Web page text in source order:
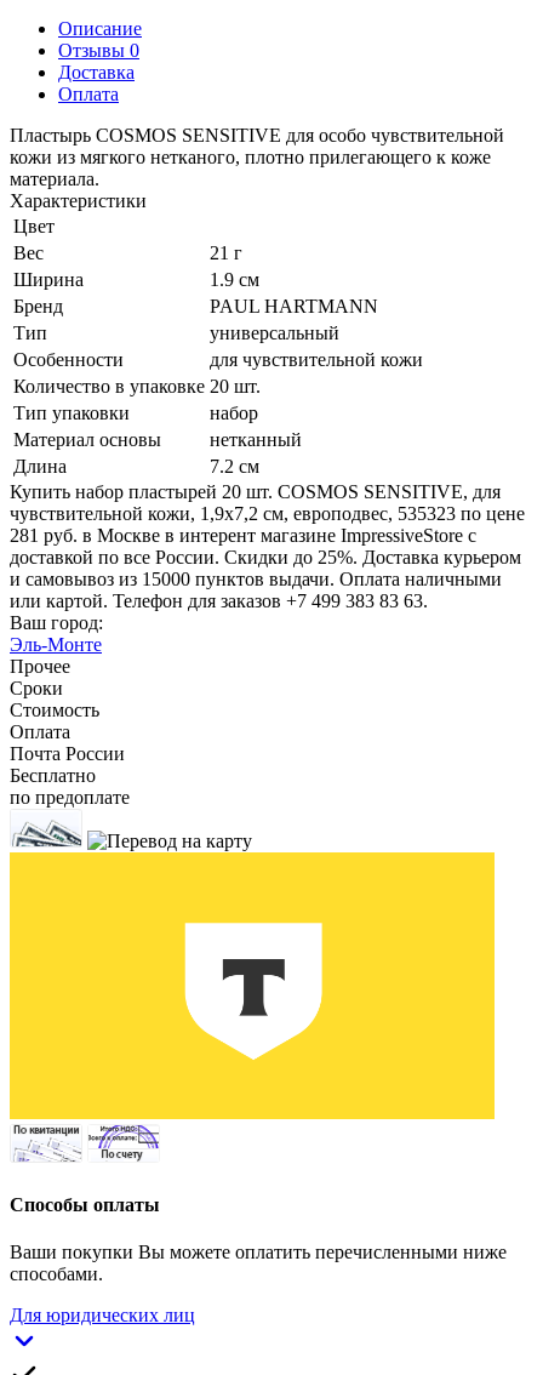
Описание
Отзывы 0
Доставка
Оплата
Пластырь COSMOS SENSITIVE для особо чувствительной
кожи из мягкого нетканого, плотно прилегающего к коже
материала.
Характеристики
Цвет
Вес
21 г
Ширина
1.9 см
Бренд
PAUL HARTMANN
Тип
универсальный
Особенности
для чувствительной кожи
Количество в упаковке 20 шт.
Тип упаковки
набор
Материал основы
нетканный
Длина
7.2 см
Купить набор пластырей 20 шт. COSMOS SENSITIVE, для
чувствительной кожи, 1,9х7,2 см, европодвес, 535323 по цене
281 руб. в Москве в интерент магазине ImpressiveStore с
доставкой по все России. Скидки до 25%. Доставка курьером
и самовывоз из 15000 пунктов выдачи. Оплата наличными
или картой. Телефон для заказов +7 499 383 83 63.
Ваш город:
Эль-Монте
Прочее
Сроки
Стоимость
Оплата
Почта России
Бесплатно
по предоплате
Способы оплаты
Ваши покупки Вы можете оплатить перечисленными ниже
способами.
Для юридических лиц